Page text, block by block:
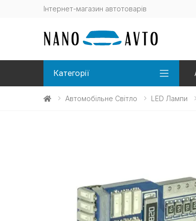
Інтернет-магазин автотоварів
Категорії
Автомобільне Світло LED Лампи